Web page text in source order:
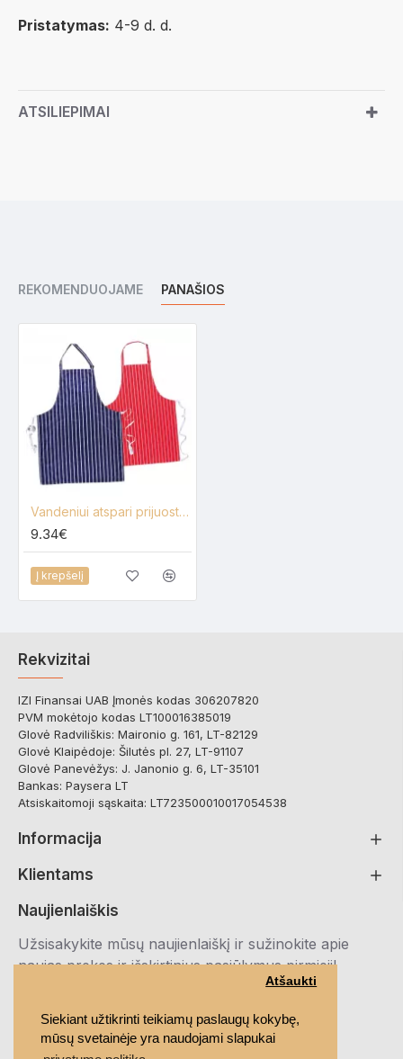
Siekiant užtikrinti teikiamų paslaugų kokybę,
mūsų svetainėje yra naudojami slapukai
Atšaukti
Pristatymas: 4-9 d. d.
ATSILIEPIMAI
REKOMENDUOJAME PANAŠIOS
Vandeniui atspari prijuostė PortWest S849 universalus dydis
9.34€
Į krepšelį
Rekvizitai
IZI Finansai UAB Įmonės kodas 306207820
PVM mokėtojo kodas LT100016385019
Glovė Radviliškis: Maironio g. 161, LT-82129
Glovė Klaipėdoje: Šilutės pl. 27, LT-91107
Glovė Panevėžys: J. Janonio g. 6, LT-35101
Bankas: Paysera LT
Atsiskaitomoji sąskaita: LT723500010017054538
Informacija
Klientams
Naujienlaiškis
Užsisakykite mūsų naujienlaiškį ir sužinokite apie
naujas prekes ir išskirtinius pasiūlymus pirmieji!
Susipažinau ir sutinku su Privatumo politika